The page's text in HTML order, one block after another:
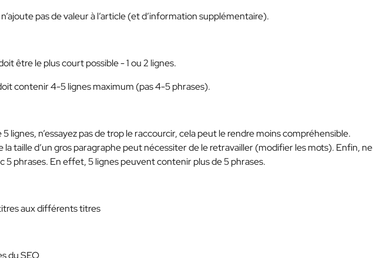
pas de valeur à l’article (et d’information supplémentaire).
être le plus court possible - 1 ou 2 lignes.
contenir 4-5 lignes maximum (pas 4-5 phrases).
lignes, n’essayez pas de trop le raccourcir, cela peut le rendre moins compréhensible.
taille d’un gros paragraphe peut nécessiter de le retravailler (modifier les mots). Enfin, ne
5 phrases. En effet, 5 lignes peuvent contenir plus de 5 phrases.
aux différents titres
du SEO